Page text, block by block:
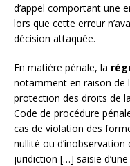
d’appel comportant une
lors que cette erreur
décision attaquée.
En matière pénale, la
notamment en raison de
protection des droits de
Code de procédure
cas de violation des
nullité ou
juridiction […] saisie